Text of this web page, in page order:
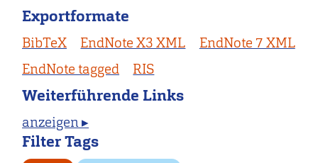
Exportformate
BibTeX EndNote X3 XML
EndNote 7 XML
EndNote tagged
RIS
Weiterführende Links
anzeigen ▸
Filter Tags